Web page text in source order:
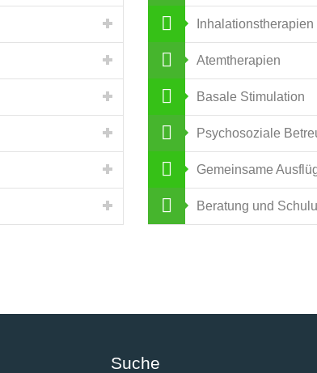
Inhalationstherapien
Atemtherapien
Basale Stimulation
Psychosoziale
Gemeinsame
Beratung und
Suche